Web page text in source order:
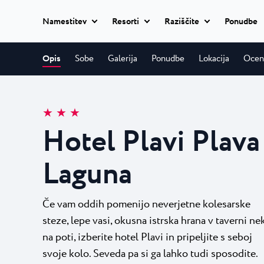
Namestitev
Apartmaji
Vile
Vse nastanitve
Vsi hoteli
Hotel Park Plava Laguna
Villa Galijot Plava Laguna
Village Galijot Plava
Resorti
Park Resort
Zelena Resort
Skriti, zeleni
kilometrov
Plava Resort
20 minut
Poreča in prišli
Stella Maris
Raziščite
Istria Experience
Dogodki
Plava Laguna Sport
Aktivne počitnice
Marine
Ponudbe
Opis Sobe Galerija Ponudbe Lokacija
★ ★ ★
Hotel Plavi Plava
Laguna
Če vam oddih pomenijo neverjetne kolesarske
steze, lepe vasi, okusna istrska hrana v taverni
na poti, izberite hotel Plavi in pripeljite s seboj
svoje kolo. Seveda pa si ga lahko tudi sposodite.